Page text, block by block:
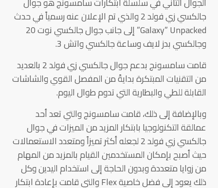
جالكسي زي فولد 2 والذي تم الإعلان عنه رسمياً في حدث
Galaxy” Unpacked” إلى جانب جوال جالكسي نوت 20
وجالكسي بدز لايف وساعة جالكسي واتش 3.
قامت سامسونج بدعم جوال جالكسي زي فولد 2 بالعديد
من التقنيات المبتكرة بدايةً من المفصل القوي والشاشات
القابلة للطي والبطارية التي تدوم طوال اليوم.
وبالإضافة إلى ذلك، قامت سامسونج والتي تعد أحد
عمالقة التكنولوجيا بابتكار المزيد من الميزات في جوال
جالكسي زي فولد 2 لجعله أكثر تميزاً ومتعدد الاستعمالات
حيث أصبح بإمكان المستخدمين القيام بالمزيد من المهام
من زوايا متعددة وبدون الحاجة إلى استخدام اليدين وكل
ذلك يعود إلى فضل خاصية Flex والتي قامت بإعادة ابتكار